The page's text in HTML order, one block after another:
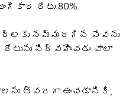
రేటు 80%.
నమ్మదగిన సేవను
నిర్వహించడం చాలా
త్వరగా ఉంచడానికి,